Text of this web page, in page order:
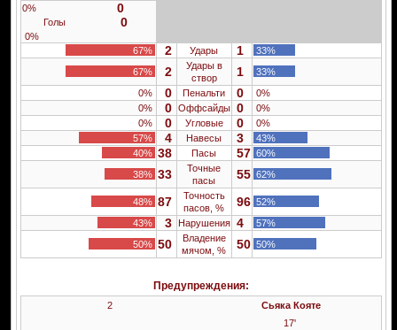
0% 0
Голы 0
0%
67%
2 Удары 1
33%
67%
2
Удары в
створ
1
33%
0%
0 Пенальти 0
0%
0%
0 Оффсайды 0
0%
0%
0 Угловые 0
0%
57%
4 Навесы 3
43%
40% 38 Пасы 57 60%
38% 33
Точные
пасы
55 62%
48% 87
Точность
пасов, %
96 52%
43%
3 Нарушения 4
57%
50% 50
Владение
мячом, %
50 50%
Предупреждения:
2
Сьяка Кояте
17'